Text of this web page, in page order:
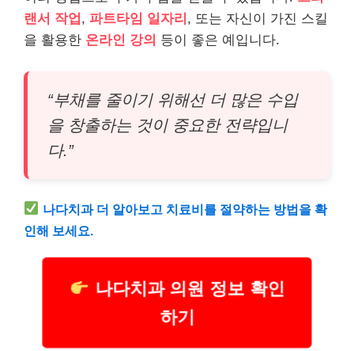
랜서 작업 , 파트타임 일자리 , 또는 자신이 가진 스킬
을 활용한 온라인 강의 등이 좋은 예입니다.
“부채를 줄이기 위해선 더 많은 수입
을 창출하는 것이 중요한 전략입니
다.”
나다치과더 알아보고 치료비를 절약하는 방법을 확
인해 보세요.
나다치과 의원 정보 확인
하기